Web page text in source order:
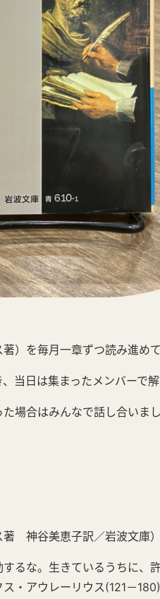
）を毎月一章ずつ読み進めて
当日は集まったメンバーで解
場合はみんなで話し合いまし
著 神谷美恵子訳／岩波文庫）
るな。生きているうちに、
・アウレーリウス(121－